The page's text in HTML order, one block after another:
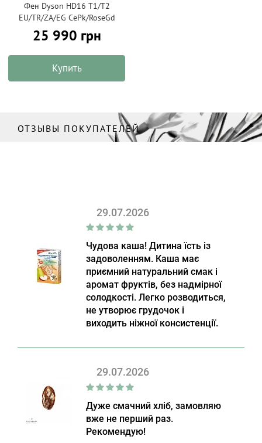
Фен Dyson HD16 T1/T2
EU/TR/ZA/EG CePk/RoseGd
25 990 грн
Купить
ОТЗЫВЫ ПОКУПАТЕЛЕЙ
29.07.2026
Чудова каша! Дитина їсть із
задоволенням. Каша має
приємний натуральний смак і
аромат фруктів, без надмірної
солодкості. Легко розводиться,
не утворює грудочок і
виходить ніжної консистенції.
29.07.2026
Дуже смачний хліб, замовляю
вже не перший раз.
Рекомендую!